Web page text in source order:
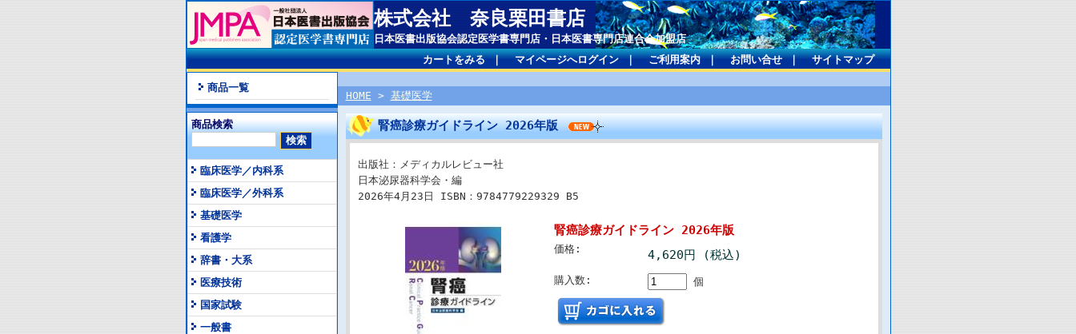
株式会社 奈良栗田書店
日本医書出版協会認定医学書専門店・日本医書専門店連合会加盟店
カートをみる｜ マイページへログイン｜ ご利用案内｜ お問い合せ｜ サイトマップ
商品一覧
商品検索
臨床医学／内科系
臨床医学／外科系
基礎医学
看護学
辞書・大系
医療技術
国家試験
一般書
HOME > 基礎医学
腎癌診療ガイドライン 2026年版
出版社：メディカルレビュー社
日本泌尿器科学会・編
2026年4月23日 ISBN：9784779229329 B5
腎癌診療ガイドライン 2026年版
価格: 4,620円 (税込)
購入数: 個